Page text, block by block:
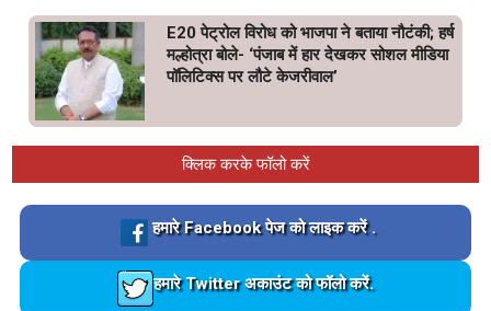
E20 पेट्रोल विरोध को भाजपा ने बताया नौटंकी; हर्ष
मल्होत्रा बोले- ‘पंजाब में हार देखकर सोशल मीडिया
पॉलिटिक्स पर लौटे केजरीवाल’
क्लिक करके फॉलो करें
Loading…
हमारे Facebook पेज को लाइक करें .
Loading…
हमारे Twitter अकाउंट को फॉलो करें.